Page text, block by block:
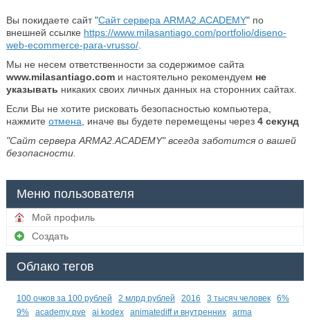
Вы покидаете сайт "Сайт сервера ARMA2.ACADEMY" по
внешней ссылке https://www.milasantiago.com/portfolio/diseno-
web-ecommerce-para-vrusso/.
Мы не несем ответственности за содержимое сайта
www.milasantiago.comи настоятельно рекомендуем не
указывать никаких своих личных данных на сторонних сайтах.
Если Вы не хотите рисковать безопасностью компьютера,
нажмите отмена , иначе вы будете перемещены через 4секунд
"Сайт сервера ARMA2.ACADEMY" всегда заботится о вашей
безопасности.
Меню пользователя
Мой профиль
Создать
Облако тегов
100 очков за 100 рублей 2 млрд рублей 2016 3 тысяч человек
6%
9%
academy pve ai kodex animatediff и внутренних arma